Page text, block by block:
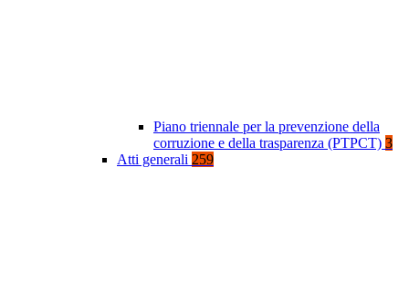
Piano triennale per la prevenzione della
corruzione e della trasparenza (PTPCT) 3
Atti generali 259